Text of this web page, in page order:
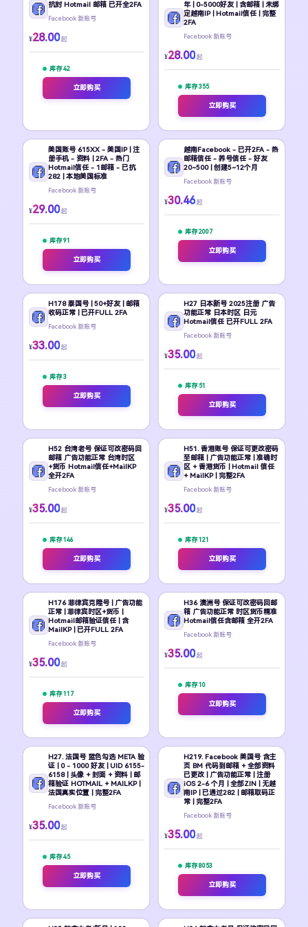
抗封 Hotmail 邮箱 已开全2FA
Facebook 新账号
¥28.00 起
库存 42
立即购买
年 | 0-5000好友 | 含邮箱 | 未绑
定越南IP | Hotmail信任 | 完整
2FA
Facebook 新账号
¥28.00 起
库存 355
立即购买
美国账号 615XX - 美国IP | 注
册手机 - 资料 | 2FA - 热门
Hotmail信任 - 1邮箱 - 已抗
282 | 本地美国标准
Facebook 新账号
¥29.00 起
库存 91
立即购买
越南Facebook - 已开2FA - 热
邮箱信任 - 养号信任 - 好友
20~500 | 创建5~12个月
Facebook 新账号
¥30.46 起
库存 2007
立即购买
H178 泰国号 | 50+好友 | 邮箱
收码正常 | 已开FULL 2FA
Facebook 新账号
¥33.00 起
库存 3
立即购买
H27 日本新号 2025注册 广告
功能正常 日本时区 日元
Hotmail信任 已开FULL 2FA
Facebook 新账号
¥35.00 起
库存 51
立即购买
H52 台湾老号 保证可改密码回
邮箱 广告功能正常 台湾时区
+货币 Hotmail信任+MailKP
全开2FA
Facebook 新账号
¥35.00 起
库存 146
立即购买
H51. 香港账号 保证可更改密码
至邮箱 | 广告功能正常 | 准确时
区 + 香港货币 | Hotmail 信任
+ MailKP | 完整2FA
Facebook 新账号
¥35.00 起
库存 121
立即购买
H176 菲律宾克隆号 | 广告功能
正常 | 菲律宾时区+货币 |
Hotmail邮箱验证信任 | 含
MailKP | 已开FULL 2FA
Facebook 新账号
¥35.00 起
库存 117
立即购买
H36 澳洲号 保证可改密码回邮
箱 广告功能正常 时区货币精准
Hotmail信任含邮箱 全开2FA
Facebook 新账号
¥35.00 起
库存 10
立即购买
H27. 法国号 蓝色勾选 META 验
证 | 0 - 1000 好友 | UID 6155-
6158 | 头像 + 封面 + 资料 | 邮
箱验证 HOTMAIL + MAILKP |
法国真实位置 | 完整2FA
Facebook 新账号
¥35.00 起
库存 45
立即购买
H219. Facebook 美国号 含主
页 BM 代码到邮箱 + 全部资料
已更改 | 广告功能正常 | 注册
iOS 2-6 个月 | 全部ZIN | 无越
南IP | 已通过282 | 邮箱取码正
常 | 完整2FA
Facebook 新账号
¥35.00 起
库存 8053
立即购买